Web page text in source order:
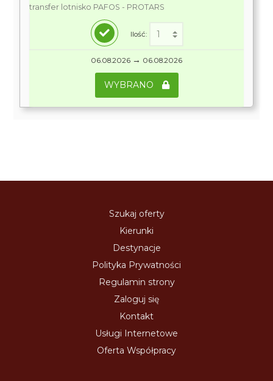
transfer lotnisko PAFOS - PROTARS
Ilość:
06.08.2026 → 06.08.2026
WYBRANO
Szukaj oferty
Kierunki
Destynacje
Polityka Prywatności
Regulamin strony
Zaloguj się
Kontakt
Usługi Internetowe
Oferta Współpracy